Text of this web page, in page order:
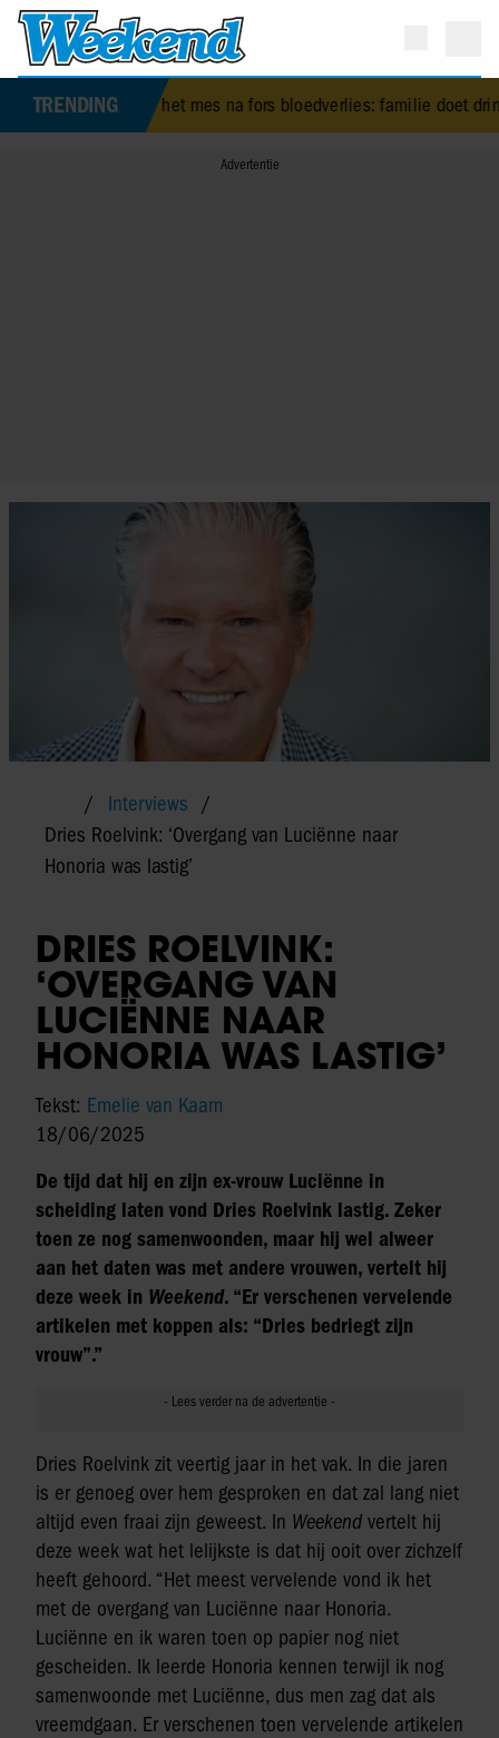
TRENDING
het mes na fors bloedverlies: familie doet dringende oproep
Interviews
Dries Roelvink: ‘Overgang van Luciënne naar
Honoria was lastig’
DRIES ROELVINK:
‘OVERGANG VAN
LUCIËNNE NAAR
HONORIA WAS LASTIG’
Tekst: Emelie van Kaam
18/06/2025
De tijd dat hij en zijn ex-vrouw Luciënne in
scheiding laten vond Dries Roelvink lastig. Zeker
toen ze nog samenwoonden, maar hij wel alweer
aan het daten was met andere vrouwen, vertelt hij
deze week in Weekend. “Er verschenen vervelende
artikelen met koppen als: “Dries bedriegt zijn
vrouw”.”
Dries Roelvink zit veertig jaar in het vak. In die jaren
is er genoeg over hem gesproken en dat zal lang niet
altijd even fraai zijn geweest. In Weekend vertelt hij
deze week wat het lelijkste is dat hij ooit over zichzelf
heeft gehoord. “Het meest vervelende vond ik het
met de overgang van Luciënne naar Honoria.
Luciënne en ik waren toen op papier nog niet
gescheiden. Ik leerde Honoria kennen terwijl ik nog
samenwoonde met Luciënne, dus men zag dat als
vreemdgaan. Er verschenen toen vervelende artikelen